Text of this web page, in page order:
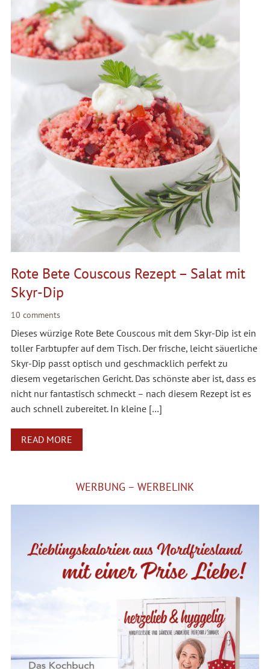
Rote Bete Couscous Rezept – Salat mit
Skyr-Dip
10 comments
Dieses würzige Rote Bete Couscous mit dem Skyr-Dip ist ein
toller Farbtupfer auf dem Tisch. Der frische, leicht säuerliche
Skyr-Dip passt optisch und geschmacklich perfekt zu
diesem vegetarischen Gericht. Das schönste aber ist, dass es
nicht nur fantastisch schmeckt – nach diesem Rezept ist es
auch schnell zubereitet. In kleine […]
READ MORE
WERBUNG – WERBELINK